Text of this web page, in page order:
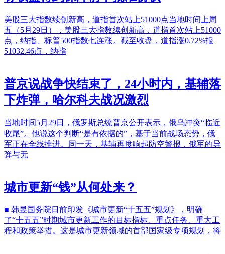
美股三大指数续创新高，道指首次站上51000点当地时间上周
五（5月29日），美股三大指数续创新高，道指首次站上51000
点，纳指、标普500指数七连涨。截至收盘，道指涨0.72%报
51032.46点，纳指
普京说战争快结束了，24小时内，基辅落
下炸弹，哈尔科夫战况激烈
当地时间5月29日，俄罗斯总统普京公开表示，俄乌冲突“临近
收尾”。他说这个判断“是有依据的”，基于当前战场态势，俄
军正在全线推进。同一天，基辅再度响起防空警报，俄军的导
弹与无
城市更新“钱”从何处来？
■ 韩昱国务院日前印发《城市更新“十五五”规划》，明确
了“十五五”时期城市更新工作的目标指标、重点任务、重大工
程和政策举措。这是城市更新领域的首部国家级专项规划，将